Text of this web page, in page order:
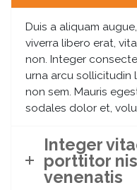
Duis a aliquam
viverra libero erat,
non. Integer
urna arcu sollicitudin
non sem. Mauris
sodales dolor et,
Integer
porttitor
venenatis